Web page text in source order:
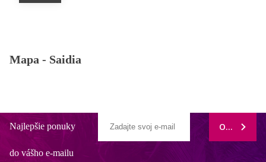
Mapa - Saidia
Najlepšie ponuky
do vášho e-mailu
ODOBERAŤ